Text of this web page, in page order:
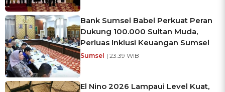
Bank Sumsel Babel Perkuat Peran
Dukung 100.000 Sultan Muda,
Perluas Inklusi Keuangan Sumsel
Sumsel | 23:39 WIB
El Nino 2026 Lampaui Level Kuat,